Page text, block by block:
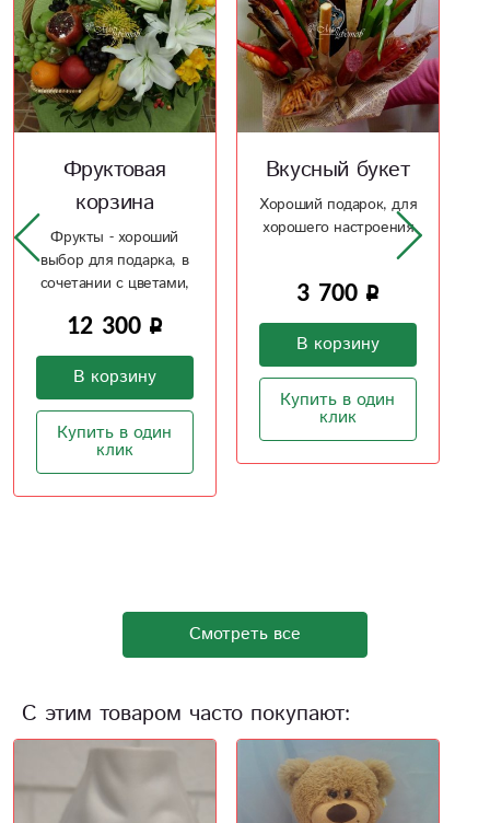
Вкусный букет
Хороший подарок, для
хорошего настроения
3 700
Купить в один
клик
Букет из
сухофруктов и
орехов «На
Оригинальный букет
для поддержания
иммунитета
5 300
В корзину
Смотреть все
С этим товаром часто покупают: